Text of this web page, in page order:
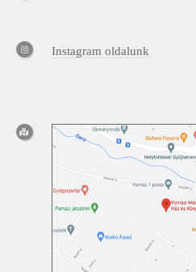
Instagram oldalunk